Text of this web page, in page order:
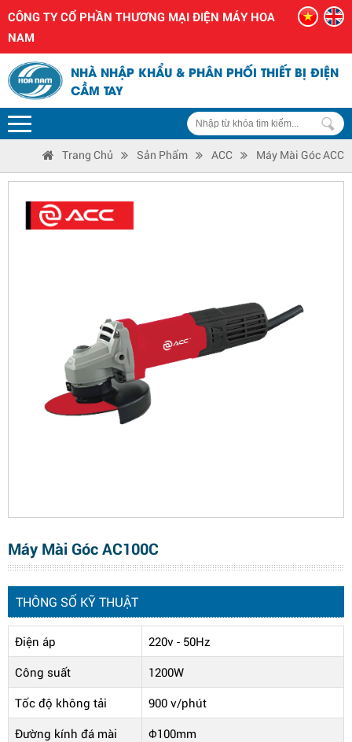
CÔNG TY CỔ PHẦN THƯƠNG MẠI ĐIỆN MÁY HOA
NAM
NHÀ NHẬP KHẨU & PHÂN PHỐI THIẾT BỊ ĐIỆN
CẦM TAY
Trang Chủ Sản Phẩm ACC Máy Mài Góc ACC
Máy Mài Góc AC100C
THÔNG SỐ KỸ THUẬT
Điện áp
220v - 50Hz
Công suất
1200W
Tốc độ không tải
900 v/phút
Đường kính đá mài
Φ100mm